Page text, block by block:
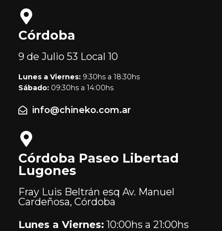
Córdoba
9 de Julio 53 Local 10
Lunes a Viernes: 9:30hs a 18:30hs
Sábado: 09:30hs a 14:00hs
info@chineko.com.ar
Córdoba Paseo Libertad
Lugones
Fray Luis Beltrán esq Av. Manuel
Cardeñosa, Córdoba
Lunes a Viernes: 10:00hs a 21:00hs